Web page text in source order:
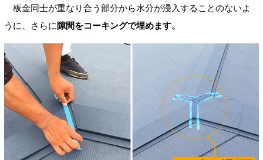
板金同士が重なり合う部分から水分が浸入することのないよ
うに、さらに 隙間をコーキングで埋めます。